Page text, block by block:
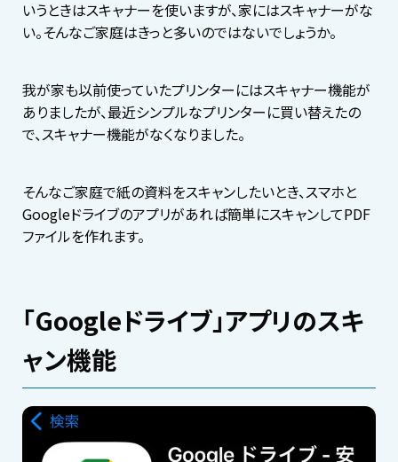
いうときはスキャナーを使いますが、家にはスキャナーがな
い。そんなご家庭はきっと多いのではないでしょうか。
我が家も以前使っていたプリンターにはスキャナー機能が
ありましたが、最近シンプルなプリンターに買い替えたの
で、スキャナー機能がなくなりました。
そんなご家庭で紙の資料をスキャンしたいとき、スマホと
Googleドライブのアプリがあれば簡単にスキャンしてPDF
ファイルを作れます。
「Googleドライブ」アプリのスキ
ャン機能